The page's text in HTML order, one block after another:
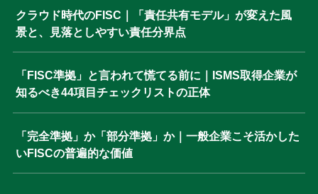
クラウド時代のFISC｜「責任共有モデル」が変えた風
景と、見落としやすい責任分界点
「FISC準拠」と言われて慌てる前に｜ISMS取得企業が
知るべき44項目チェックリストの正体
「完全準拠」か「部分準拠」か｜一般企業こそ活かした
いFISCの普遍的な価値